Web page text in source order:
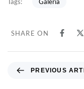
SHARE ON
PREVIOUS